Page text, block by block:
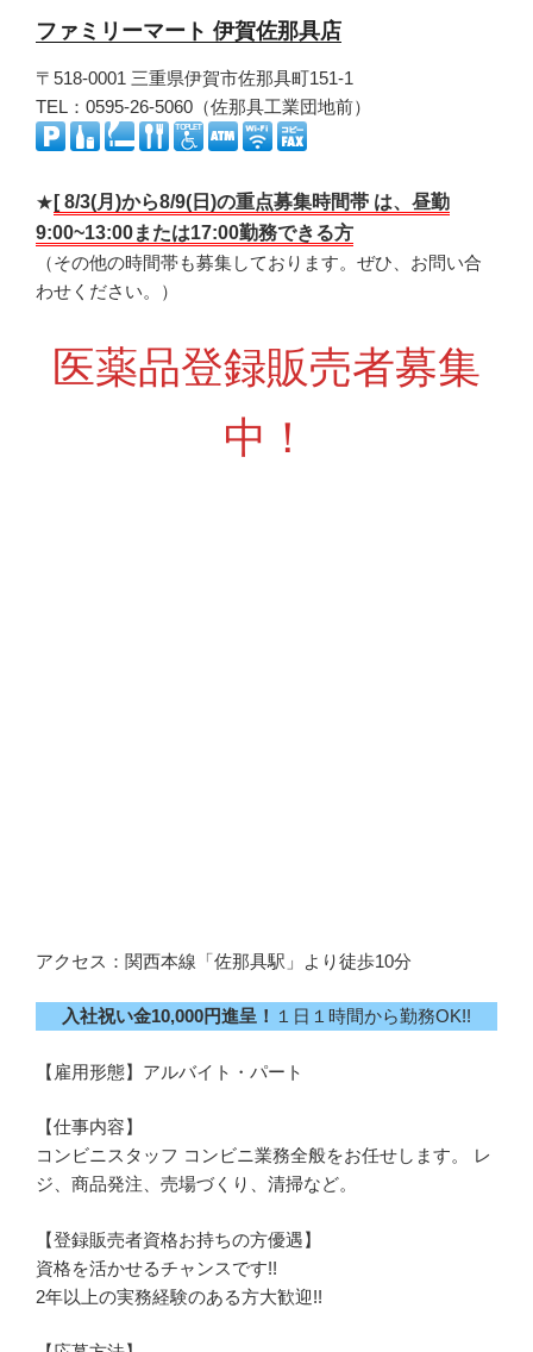
ファミリーマート 伊賀佐那具店
〒518-0001 三重県伊賀市佐那具町151-1
TEL：0595-26-5060（佐那具工業団地前）
★ [ 8/3(月)から8/9(日)の重点募集時間帯 は、昼勤
9:00~13:00または17:00勤務できる方
（その他の時間帯も募集しております。ぜひ、お問い合
わせください。）
医薬品登録販売者募集
中！
アクセス：関西本線「佐那具駅」より徒歩10分
入社祝い金10,000円進呈！ １日１時間から勤務OK!!
【雇用形態】アルバイト・パート
【仕事内容】
コンビニスタッフ コンビニ業務全般をお任せします。 レ
ジ、商品発注、売場づくり、清掃など。
【登録販売者資格お持ちの方優遇】
資格を活かせるチャンスです!!
2年以上の実務経験のある方大歓迎!!